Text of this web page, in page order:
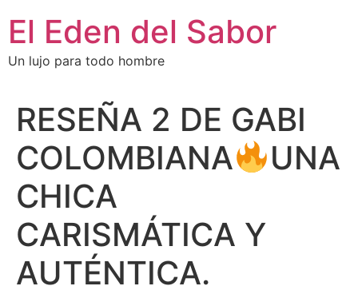
El Eden del Sabor
Un lujo para todo hombre
RESEÑA 2 DE GABI
COLOMBIANA
UNA
CHICA
CARISMÁTICA Y
AUTÉNTICA.